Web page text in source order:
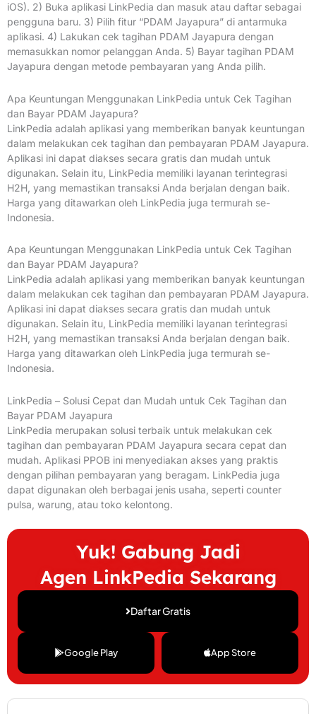
iOS). 2) Buka aplikasi LinkPedia dan masuk atau daftar sebagai
pengguna baru. 3) Pilih fitur “PDAM Jayapura” di antarmuka
aplikasi. 4) Lakukan cek tagihan PDAM Jayapura dengan
memasukkan nomor pelanggan Anda. 5) Bayar tagihan PDAM
Jayapura dengan metode pembayaran yang Anda pilih.
Apa Keuntungan Menggunakan LinkPedia untuk Cek Tagihan
dan Bayar PDAM Jayapura?
LinkPedia adalah aplikasi yang memberikan banyak keuntungan
dalam melakukan cek tagihan dan pembayaran PDAM Jayapura.
Aplikasi ini dapat diakses secara gratis dan mudah untuk
digunakan. Selain itu, LinkPedia memiliki layanan terintegrasi
H2H, yang memastikan transaksi Anda berjalan dengan baik.
Harga yang ditawarkan oleh LinkPedia juga termurah se-
Indonesia.
Apa Keuntungan Menggunakan LinkPedia untuk Cek Tagihan
dan Bayar PDAM Jayapura?
LinkPedia adalah aplikasi yang memberikan banyak keuntungan
dalam melakukan cek tagihan dan pembayaran PDAM Jayapura.
Aplikasi ini dapat diakses secara gratis dan mudah untuk
digunakan. Selain itu, LinkPedia memiliki layanan terintegrasi
H2H, yang memastikan transaksi Anda berjalan dengan baik.
Harga yang ditawarkan oleh LinkPedia juga termurah se-
Indonesia.
LinkPedia – Solusi Cepat dan Mudah untuk Cek Tagihan dan
Bayar PDAM Jayapura
LinkPedia merupakan solusi terbaik untuk melakukan cek
tagihan dan pembayaran PDAM Jayapura secara cepat dan
mudah. Aplikasi PPOB ini menyediakan akses yang praktis
dengan pilihan pembayaran yang beragam. LinkPedia juga
dapat digunakan oleh berbagai jenis usaha, seperti counter
pulsa, warung, atau toko kelontong.
Yuk! Gabung Jadi
Agen LinkPedia Sekarang
Daftar Gratis
Google Play App Store